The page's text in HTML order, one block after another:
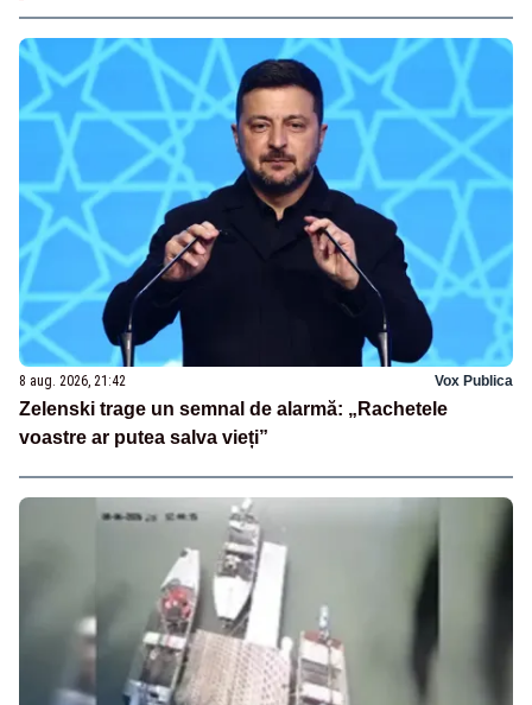
8 aug. 2026, 21:42 Vox Publica
Zelenski trage un semnal de alarmă: „Rachetele
voastre ar putea salva vieți”